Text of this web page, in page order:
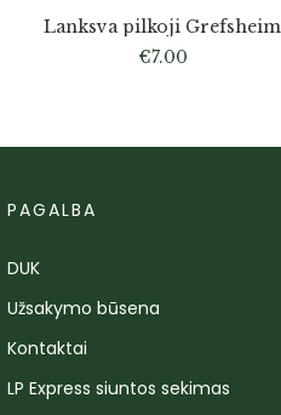
Lanksva pilkoji Grefsheim
€7.00
PAGALBA
DUK
Užsakymo būsena
Kontaktai
LP Express siuntos sekimas